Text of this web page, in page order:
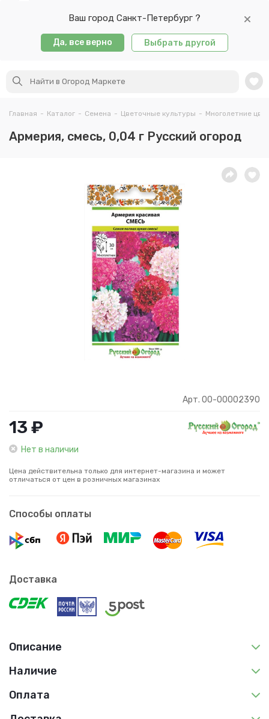
Ваш город Санкт-Петербург ?
Да, все верно Выбрать другой
Главная - Каталог - Семена - Цветочные культуры - Многолетние
Армерия, смесь, 0,04 г Русский огород
Арт. 00-00002390
13 ₽
Нет в наличии
Цена действительна только для интернет-магазина и может
отличаться от цен в розничных магазинах
Способы оплаты
Доставка
Описание
Наличие
Оплата